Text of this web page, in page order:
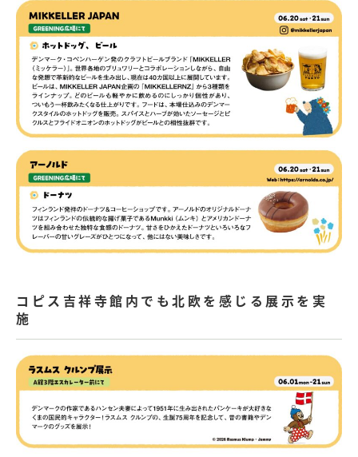
コピス吉祥寺館内でも北欧を感じる展示を実
施